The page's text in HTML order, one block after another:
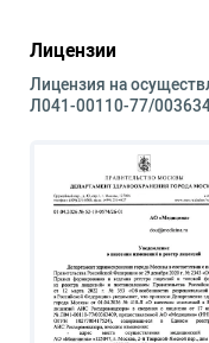
Лицензии
Лицензия на
Л041-00110-77/